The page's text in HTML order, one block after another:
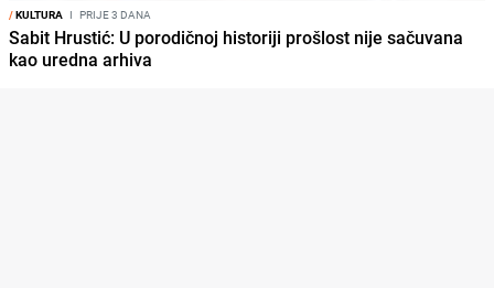
/KULTURA I PRIJE 3 DANA
Sabit Hrustić: U porodičnoj historiji prošlost nije sačuvana
kao uredna arhiva